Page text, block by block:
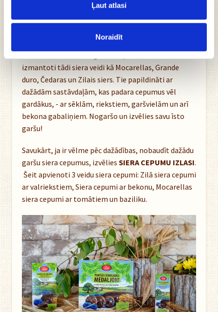
Ļaut atlasi
Noraidīt
SIERA cepumi- drupeni, maigi, ar izteiktu siera
izejvielām, cilvēku iemīļoti un novērtēti. Un paskat
izmantoti tādi siera veidi kā Mocarellas, Grande
duro, Čedaras un Zilais siers. Tie papildināti ar
dažādām sastāvdaļām, kas padara cepumus vēl
gardākus, - ar sēklām, riekstiem, garšvielām un arī
bekona gabaliņiem. Nogaršo un izvēlies savu īsto
garšu!
Savukārt, ja ir vēlme pēc dažādības, nobaudīt dažādu
garšu siera cepumus, izvēlies SIERA CEPUMU IZLASI.
Šeit apvienoti 3 veidu siera cepumi: Zilā siera cepumi
ar valriekstiem, Siera cepumi ar bekonu, Mocarellas
siera cepumi ar tomātiem un baziliku.